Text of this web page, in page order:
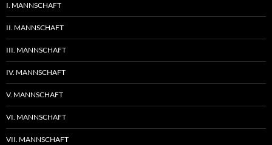
I. MANNSCHAFT
II. MANNSCHAFT
III. MANNSCHAFT
IV. MANNSCHAFT
V. MANNSCHAFT
VI. MANNSCHAFT
VII. MANNSCHAFT